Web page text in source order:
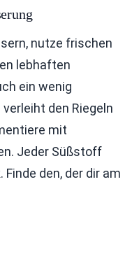
nutze frischen
lebhaften
ein wenig
den Riegeln
mit
Jeder Süßstoff
den, der dir am